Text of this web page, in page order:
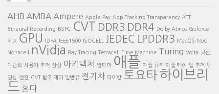
AHB AMBA Ampere Apple Pay App Tracking Transparency ATT
Binaural Recording BSFC CVT DDR3 DDR4 Dolby Atmos Geforce
RTX GPU IDFA IEEE1500 ISOCELL JEDEC LPDDR3 MacOS NoC
Nonacell nVidia Ray Tracing Tetracell Time Machine Turing Volta 닛산
다단화 사용자 추적 삼성 아키텍처 알티마 애플 애플 뮤직 애플 페이 앱 추적 투
명성 엔진-CVT 협조 제어 일반유 전기차 타이칸 토요타 하이브리
드 혼다